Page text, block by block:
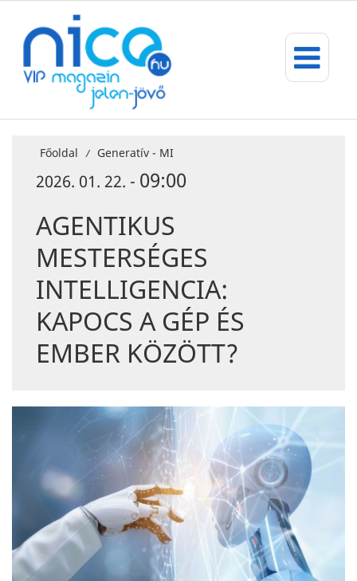
Főoldal / Generatív - MI
2026. 01. 22. - 09:00
AGENTIKUS
MESTERSÉGES
INTELLIGENCIA:
KAPOCS A GÉP ÉS
EMBER KÖZÖTT?